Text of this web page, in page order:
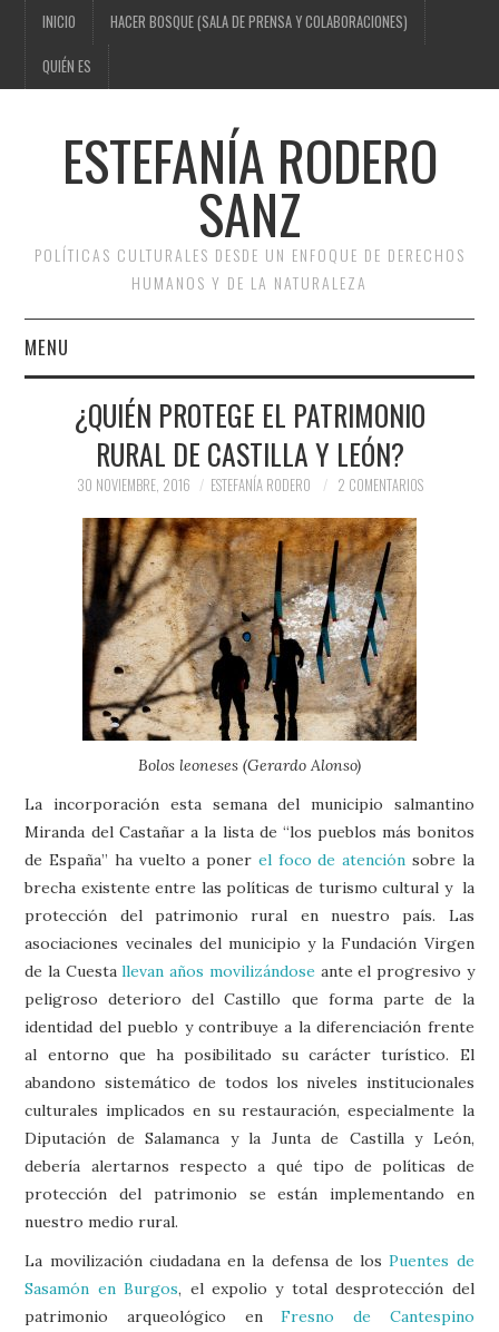
INICIO HACER BOSQUE (SALA DE PRENSA Y COLABORACIONES)
QUIÉN ES
ESTEFANÍA RODERO
SANZ
POLÍTICAS CULTURALES DESDE UN ENFOQUE DE DERECHOS
HUMANOS Y DE LA NATURALEZA
MENU
INICIO
HACER BOSQUE (SALA DE
PRENSA Y
COLABORACIONES)
QUIÉN ES
¿QUIÉN PROTEGE EL PATRIMONIO
RURAL DE CASTILLA Y LEÓN?
30 NOVIEMBRE, 2016 ESTEFANÍA RODERO 2 COMENTARIOS
Bolos leoneses (Gerardo Alonso)
La incorporación esta semana del municipio salmantino
Miranda del Castañar a la lista de “los pueblos más bonitos
de España” ha vuelto a poner el foco de atención sobre la
brecha existente entre las políticas de turismo cultural y la
protección del patrimonio rural en nuestro país. Las
asociaciones vecinales del municipio y la Fundación Virgen
de la Cuestallevan años movilizándose ante el progresivo y
peligroso deterioro del Castillo que forma parte de la
identidad del pueblo y contribuye a la diferenciación frente
al entorno que ha posibilitado su carácter turístico. El
abandono sistemático de todos los niveles institucionales
culturales implicados en su restauración, especialmente la
Diputación de Salamanca y la Junta de Castilla y León,
debería alertarnos respecto a qué tipo de políticas de
protección del patrimonio se están implementando en
nuestro medio rural.
La movilización ciudadana en la defensa de losPuentes de
Sasamón en Burgos, el expolio y total desprotección del
patrimonio arqueológico enFresno de Cantespino